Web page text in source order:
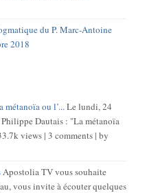
du P. Marc-Antoine
2018
métanoïa ou l’...Le lundi, 24
Dautais : "La métanoïa
views| 3 comments| by
Apostolia TV vous souhaite
vous invite à écouter quelques